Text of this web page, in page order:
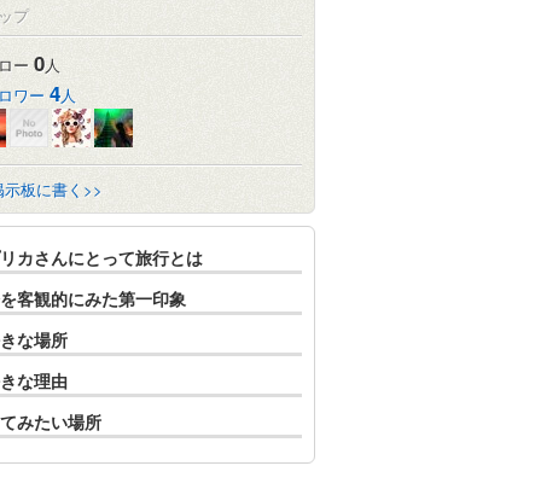
プ
ー 0人
ワー 4人
示板に書く>>
カさんにとって旅行とは
客観的にみた第一印象
な場所
な理由
みたい場所